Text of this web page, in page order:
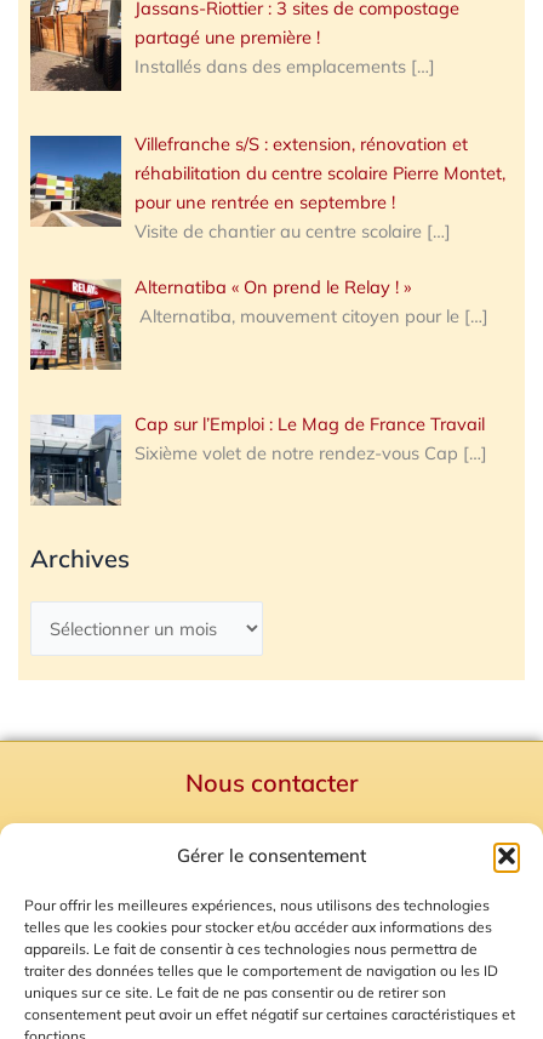
Gérer le consentement
Pour offrir les meilleures expériences, nous utilisons des technologies
telles que les cookies pour stocker et/ou accéder aux informations des
appareils. Le fait de consentir à ces technologies nous permettra de
traiter des données telles que le comportement de navigation ou les ID
uniques sur ce site. Le fait de ne pas consentir ou de retirer son
consentement peut avoir un effet négatif sur certaines caractéristiques et
Jassans-Riottier : 3 sites de compostage
partagé une première !
Installés dans des emplacements […]
Villefranche s/S : extension, rénovation et
réhabilitation du centre scolaire Pierre Montet,
pour une rentrée en septembre !
Visite de chantier au centre scolaire […]
Alternatiba « On prend le Relay ! »
Alternatiba, mouvement citoyen pour le […]
Cap sur l’Emploi : Le Mag de France Travail
Sixième volet de notre rendez-vous Cap […]
Archives
Nous contacter
Mentions Légales
Plan du site
Gestion des Cookies